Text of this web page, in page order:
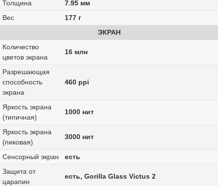
Толщина
7.95 мм
Вес
177 г
ЭКРАН
Количество
цветов экрана
16 млн
Разрешающая
способность
экрана
460 ppi
Яркость экрана
(типичная)
1000 нит
Яркость экрана
(пиковая)
3000 нит
Сенсорный экран
есть
Защита от
царапин
есть, Gorilla Glass Victus 2